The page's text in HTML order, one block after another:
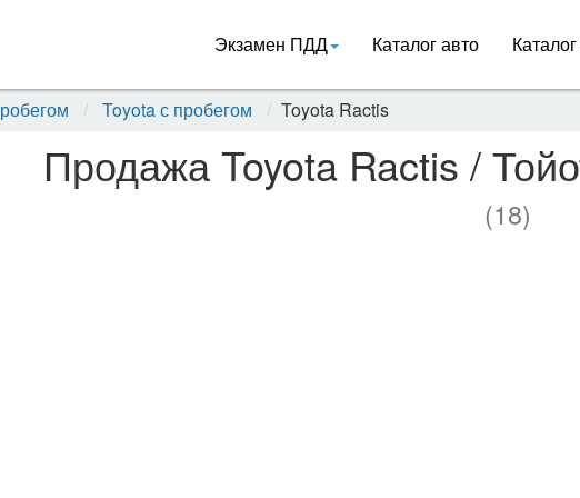
Экзамен ПДД Каталог авто
Toyota с пробегом Toyota Ractis
Продажа Toyota Ractis /
(18)